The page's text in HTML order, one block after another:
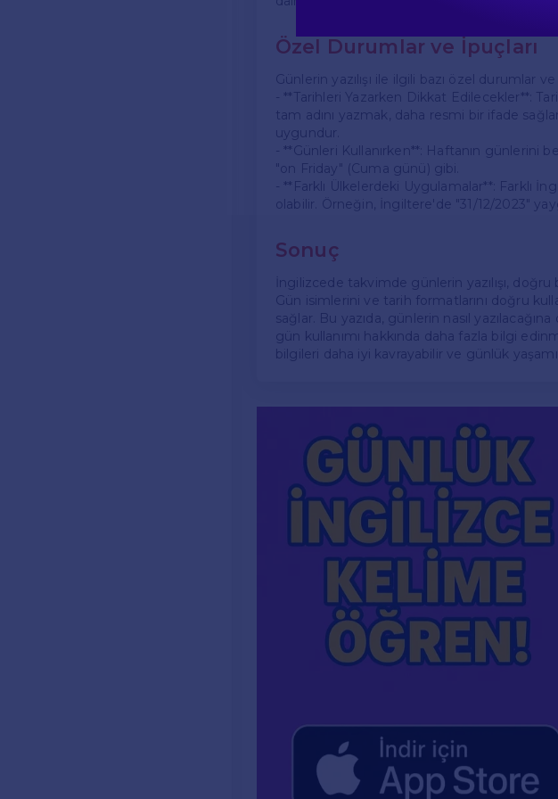
Özel Durumlar ve İpuçları
Günlerin yazılışı ile ilgili bazı özel durumlar
- **Tarihleri Yazarken Dikkat Edilecekler**:
tam adını yazmak, daha resmi bir ifade
uygundur.
- **Günleri Kullanırken**: Haftanın günlerini
"on Friday" (Cuma günü) gibi.
- **Farklı Ülkelerdeki Uygulamalar**: Farklı
olabilir. Örneğin, İngiltere'de "31/12/2023"
Sonuç
İngilizcede takvimde günlerin yazılışı,
Gün isimlerini ve tarih formatlarını doğru
sağlar. Bu yazıda, günlerin nasıl
gün kullanımı hakkında daha fazla bilgi
bilgileri daha iyi kavrayabilir ve günlük